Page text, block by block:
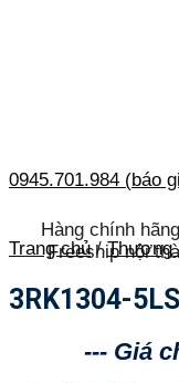
0945.701.984 (báo
Hàng chính
Freeship nội
Trang chủ / Thương
3RK1304-
--- Giá